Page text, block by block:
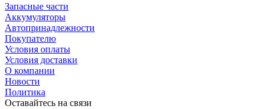
Запасные части
Аккумуляторы
Автопринадлежности
Покупателю
Условия оплаты
Условия доставки
О компании
Новости
Политика
Оставайтесь на связи